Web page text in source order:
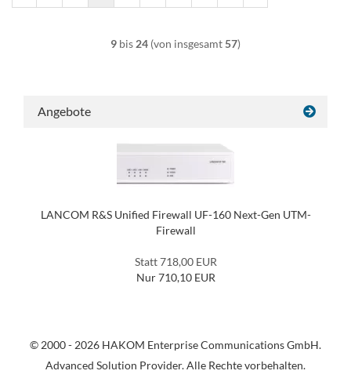
9 bis24 (von insgesamt57)
Angebote
LANCOM R&S Unified Firewall UF-160 Next-Gen UTM-
Firewall
Statt 718,00 EUR
Nur 710,10 EUR
© 2000 - 2026 HAKOM Enterprise Communications GmbH.
Advanced Solution Provider. Alle Rechte vorbehalten.